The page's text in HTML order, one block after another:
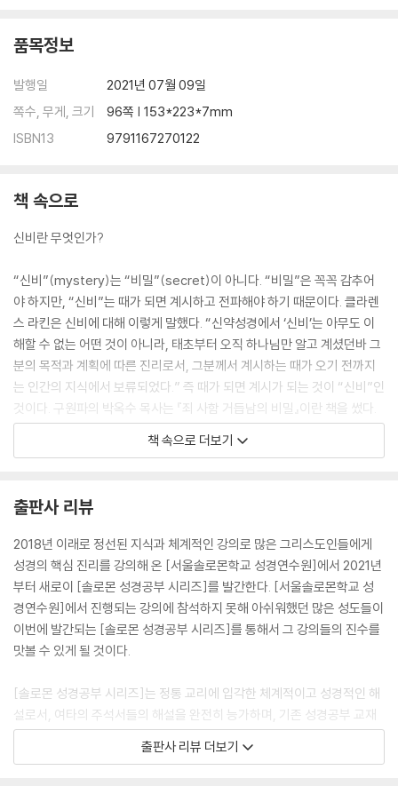
품목정보
발행일
2021년 07월 09일
쪽수, 무게, 크기
96쪽 | 153*223*7mm
ISBN13
9791167270122
책 속으로
신비란 무엇인가?
“신비”(mystery)는 “비밀”(secret)이 아니다. “비밀”은 꼭꼭 감추어
야 하지만, “신비”는 때가 되면 계시하고 전파해야 하기 때문이다. 클라렌
스 라킨은 신비에 대해 이렇게 말했다. “신약성경에서 ‘신비’는 아무도 이
해할 수 없는 어떤 것이 아니라, 태초부터 오직 하나님만 알고 계셨던바 그
분의 목적과 계획에 따른 진리로서, 그분께서 계시하는 때가 오기 전까지
는 인간의 지식에서 보류되었다.” 즉 때가 되면 계시가 되는 것이 “신비”인
것이다. 구원파의 박옥수 목사는 『죄 사함 거듭남의 비밀』이란 책을 썼다.
이보다 더 어리석은 말도 없다! 죄 사함이 왜 비밀인가? 거듭남이 왜 비밀
이어야 하는가? 죄 사함과 거듭남의 진리를 “비밀”로 감추어 버린다면 어
주신 어떤 진리를 가리킨다. 하지만 그 안에 있는 “초자연적인 요소들”은
그 신비가 드러났음에도 불구하고 여전히 남아 있는데, 이는 성경이 이해
한 후에 믿는 책이 아니라, 먼저 믿음으로 받아들여야 하는 책이기 때문이
다. 성경에는 다양한 “하나님의 신비들”이 기록되어 있는데, 하나님께서
는 이 신비들을 그리스도의 일꾼들에게 맡기셨다. 하지만 영으로 “신비
들”(고전 14:2)을 말하고 모든 신비를 잘 안다 해도 사랑이 없으면 아무런
소용이 없음을 기억해야 한다(고전 13:2).
하나님 아버지와 그리스도의 신비(골2:2)
「한글킹제임스성경」의 “신비”라는 단어를, 개역성경은 모두 “비밀”로 변
개시켰고, 개역개정판 역시 두 번만 제외하고는 모든 신비를 비밀에 부쳐
책 속으로 더보기
출판사 리뷰
2018년 이래로 정선된 지식과 체계적인 강의로 많은 그리스도인들에게
성경의 핵심 진리를 강의해 온 [서울솔로몬학교 성경연수원]에서 2021년
부터 새로이 [솔로몬 성경공부 시리즈]를 발간한다. [서울솔로몬학교 성
경연수원]에서 진행되는 강의에 참석하지 못해 아쉬워했던 많은 성도들이
이번에 발간되는 [솔로몬 성경공부 시리즈]를 통해서 그 강의들의 진수를
맛볼 수 있게 될 것이다.
[솔로몬 성경공부 시리즈]는 정통 교리에 입각한 체계적이고 성경적인 해
설로서, 여타의 주석서들의 해설을 완전히 능가하며, 기존 성경공부 교재
들이 제시하지 못한 심도 있는 내용을 알기 쉽게 설명하였기에 가히 “성경
공부”의 왕도를 제시하는 책이라 자부한다.
출판사 리뷰 더보기